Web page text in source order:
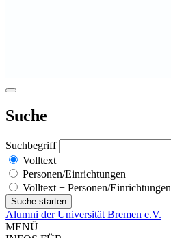
Suche
Suchbegriff
Volltext
Personen/Einrichtungen
Volltext + Personen/Einrichtungen
Alumni der Universität Bremen e.V.
MENÜ